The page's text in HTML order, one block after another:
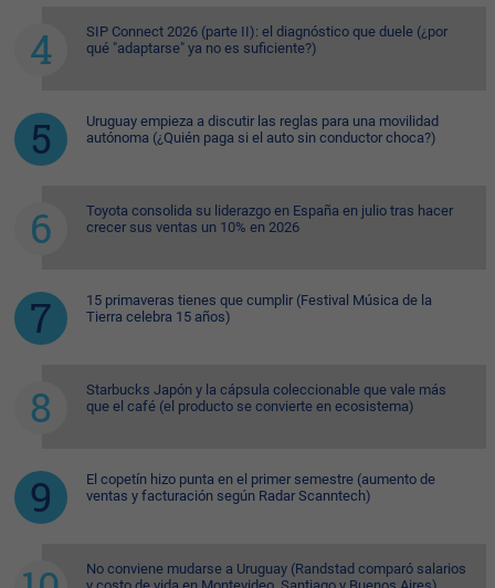
SIP Connect 2026 (parte II): el diagnóstico que duele (¿por
qué "adaptarse" ya no es suficiente?)
Uruguay empieza a discutir las reglas para una movilidad
autónoma (¿Quién paga si el auto sin conductor choca?)
Toyota consolida su liderazgo en España en julio tras hacer
crecer sus ventas un 10% en 2026
15 primaveras tienes que cumplir (Festival Música de la
Tierra celebra 15 años)
Starbucks Japón y la cápsula coleccionable que vale más
que el café (el producto se convierte en ecosistema)
El copetín hizo punta en el primer semestre (aumento de
ventas y facturación según Radar Scanntech)
No conviene mudarse a Uruguay (Randstad comparó salarios